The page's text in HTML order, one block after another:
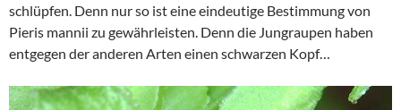
schlüpfen. Denn nur so ist eine eindeutige Bestimmung von
Pieris mannii zu gewährleisten. Denn die Jungraupen haben
entgegen der anderen Arten einen schwarzen Kopf…